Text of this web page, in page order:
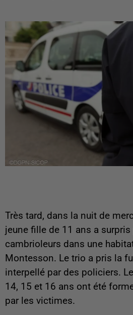
Très tard, dans la nuit de
jeune fille de 11 ans a surpris
cambrioleurs dans une
Montesson. Le trio a pris la
interpellé par des policiers.
14, 15 et 16 ans ont été
par les victimes.